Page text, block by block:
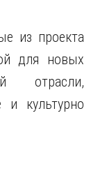
из проекта
для новых
отрасли,
и культурно